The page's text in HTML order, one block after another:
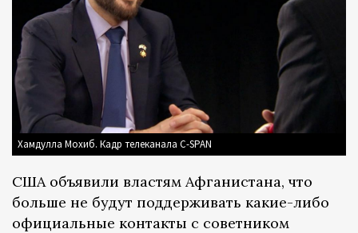
Хамдулла Мохиб. Кадр телеканала C-SPAN
США объявили властям Афганистана, что
больше не будут поддерживать какие-либо
официальные контакты с советником